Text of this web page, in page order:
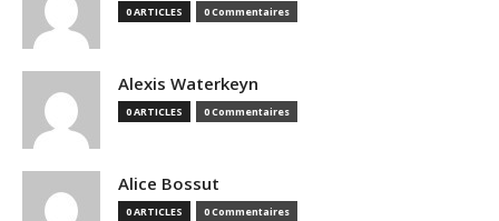
0 ARTICLES 0 Commentaires
Alexis Waterkeyn
0 ARTICLES 0 Commentaires
Alice Bossut
0 ARTICLES 0 Commentaires